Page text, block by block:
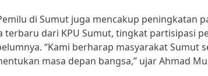
di Sumut juga mencakup peningkatan
terbaru dari KPU Sumut, tingkat partisipasi
“Kami berharap masyarakat Sumut
masa depan bangsa,” ujar Ahmad